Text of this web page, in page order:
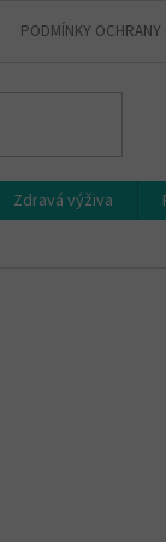
PODMÍNKY OCHRANY
Zdravá výživa